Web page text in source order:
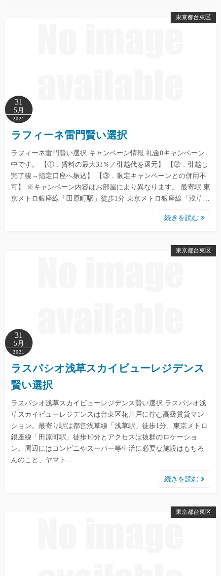
東京都台東区
31
5月
2021
ラフィーネ雷門賢い選択
ラフィーネ雷門賢い選択 キャンペーン情報 礼金0キャンペーン
中です。 【①．賃料の最大33％／引越代を還元】 【②．引越し
完了後→指定口座へ振込】 【③．限定キャンペーンとの併用不
可】 ※キャンペーン内容はお部屋により異なります。 最寄駅 東
京メトロ銀座線「田原町駅」徒歩1分 東京メトロ銀座線「浅草…
続きを読む
東京都台東区
31
5月
2021
ラスパシオ浅草スカイビューレジデンス
賢い選択
ラスパシオ浅草スカイビューレジデンス賢い選択 ラスパシオ浅
草スカイビューレジデンスは台東区花川戸に佇む高級賃貸マン
ション。最寄り駅は都営浅草線「浅草駅」徒歩1分、東京メトロ
銀座線「田原町駅」徒歩10分とアクセスは抜群のロケーショ
ン。周辺にはコンビニやスーパー等生活に必要な施設はもちろ
んのこと、ヤマト…
続きを読む
東京都台東区